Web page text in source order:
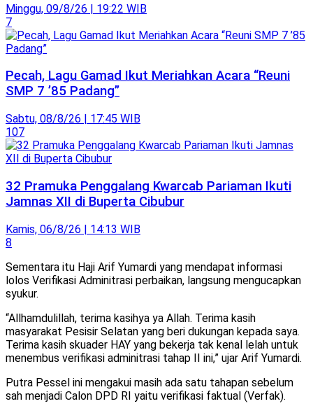
Minggu, 09/8/26 | 19:22 WIB
7
Pecah, Lagu Gamad Ikut Meriahkan Acara “Reuni
SMP 7 ’85 Padang”
Sabtu, 08/8/26 | 17:45 WIB
107
32 Pramuka Penggalang Kwarcab Pariaman Ikuti
Jamnas XII di Buperta Cibubur
Kamis, 06/8/26 | 14:13 WIB
8
Sementara itu Haji Arif Yumardi yang mendapat informasi
lolos Verifikasi Adminitrasi perbaikan, langsung mengucapkan
syukur.
“Allhamdulillah, terima kasihya ya Allah. Terima kasih
masyarakat Pesisir Selatan yang beri dukungan kepada saya.
Terima kasih skuader HAY yang bekerja tak kenal lelah untuk
menembus verifikasi adminitrasi tahap II ini,” ujar Arif Yumardi.
Putra Pessel ini mengakui masih ada satu tahapan sebelum
sah menjadi Calon DPD RI yaitu verifikasi faktual (Verfak).